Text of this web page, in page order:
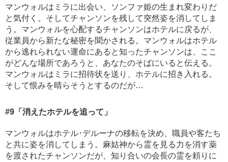
マンウォルはミラに出会い、ソンファ姫の生まれ変わりだ
と気付く。そしてチャンソンを残して突然姿を消してしま
う。マンウォルを心配するチャンソンはホテルに戻るが、
従業員から新たな秘密を聞かされる。マンウォルはホテル
から逃れられない運命にあると知ったチャンソンは、ここ
がどんな場所であろうと、あなたのそばにいると伝える。
マンウォルはミラに招待状を送り、ホテルに招き入れる。
そして恨みを晴らそうとするのだが…
#9 「消えたホテルを追って」
マンウォルはホテル･デルーナの移転を決め、職員や客たち
と共に姿を消してしまう。麻姑神から霊を見る力を消す薬
を渡されたチャンソンだが、知り合いの会長の霊を頼りに